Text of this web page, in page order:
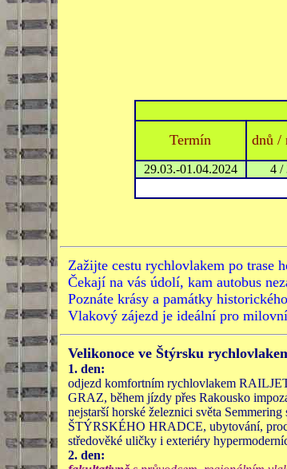
Termín
dnů /
29.03.-01.04.2024 4 /
Zažijte cestu rychlovlakem po trase
Čekají na vás údolí, kam autobus
Poznáte krásy a památky
Vlakový zájezd je ideální pro
Velikonoce ve Štýrsku
1. den:
odjezd komfortním rychlovlakem
GRAZ, během jízdy přes Rakousko
nejstarší horské železnici světa
ŠTÝRSKÉHO HRADCE, ubytování,
středověké uličky i exteriéry
2. den: